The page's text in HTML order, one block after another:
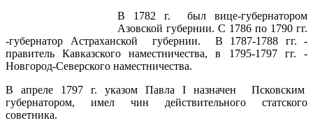
В 1782 г. был вице-губернатором
Азовской губернии. С 1786 по 1790 гг.
-губернатор Астраханской губернии. В 1787-1788 гг. -
правитель Кавказского наместничества, в 1795-1797 гг. -
Новгород-Северского наместничества.
В апреле 1797 г. указом Павла I назначен Псковским
губернатором, имел чин действительного статского
советника.